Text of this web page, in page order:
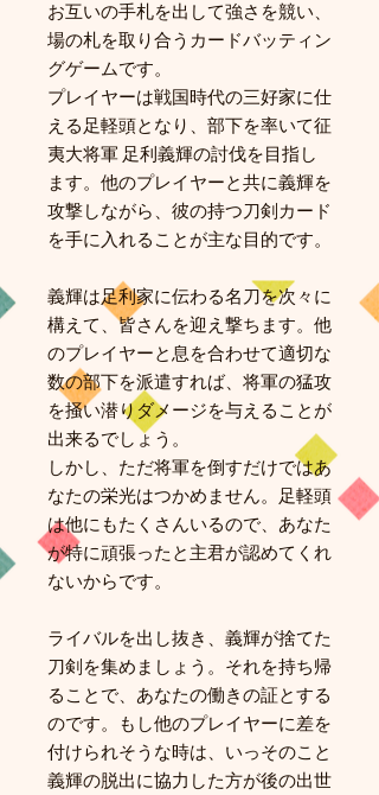
お互いの手札を出して強さを競い、
場の札を取り合うカードバッティン
グゲームです。
プレイヤーは戦国時代の三好家に仕
える足軽頭となり、部下を率いて征
夷大将軍 足利義輝の討伐を目指し
ます。他のプレイヤーと共に義輝を
攻撃しながら、彼の持つ刀剣カード
を手に入れることが主な目的です。
義輝は足利家に伝わる名刀を次々に
構えて、皆さんを迎え撃ちます。他
のプレイヤーと息を合わせて適切な
数の部下を派遣すれば、将軍の猛攻
を掻い潜りダメージを与えることが
出来るでしょう。
しかし、ただ将軍を倒すだけではあ
なたの栄光はつかめません。足軽頭
は他にもたくさんいるので、あなた
が特に頑張ったと主君が認めてくれ
ないからです。
ライバルを出し抜き、義輝が捨てた
刀剣を集めましょう。それを持ち帰
ることで、あなたの働きの証とする
のです。もし他のプレイヤーに差を
付けられそうな時は、いっそのこと
義輝の脱出に協力した方が後の出世